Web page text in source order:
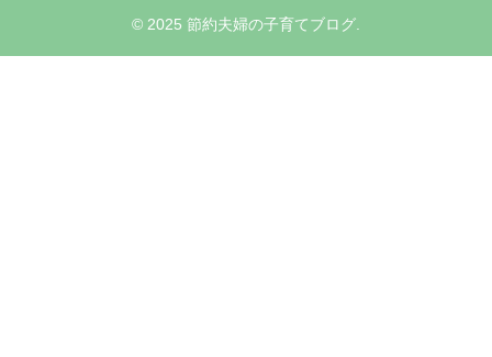
© 2025 節約夫婦の子育てブログ.